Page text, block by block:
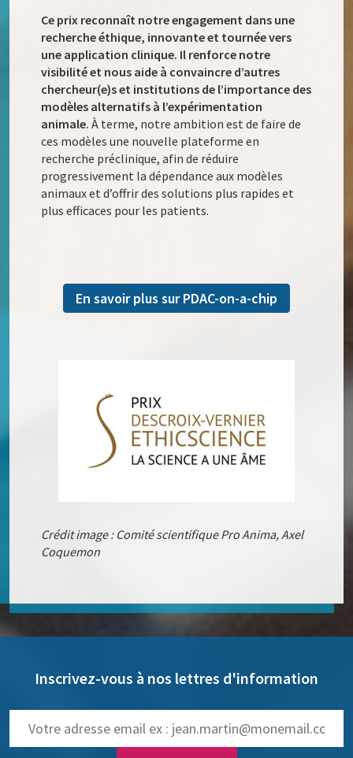
Ce prix reconnaît notre engagement dans une
recherche éthique, innovante et tournée vers
une application clinique. Il renforce notre
visibilité et nous aide à convaincre d’autres
chercheur(e)s et institutions de l’importance des
modèles alternatifs à l’expérimentation
animale. À terme, notre ambition est de faire de
ces modèles une nouvelle plateforme en
recherche préclinique, afin de réduire
progressivement la dépendance aux modèles
animaux et d’offrir des solutions plus rapides et
plus efficaces pour les patients.
En savoir plus sur PDAC-on-a-chip
Crédit image : Comité scientifique Pro Anima, Axel
Coquemon
Inscrivez-vous à nos lettres d'information